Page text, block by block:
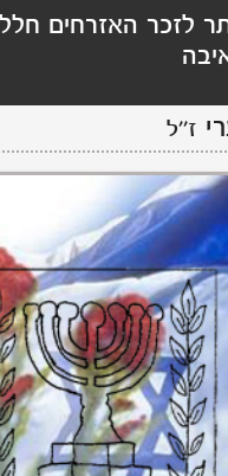
לזכר האזרחים
ז''ל